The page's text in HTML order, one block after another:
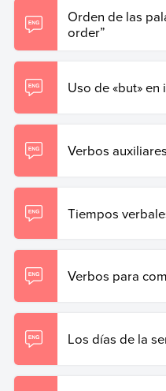
Orden de las
order”
Uso de «but» en
Verbos
Tiempos
Verbos para
Los días de la